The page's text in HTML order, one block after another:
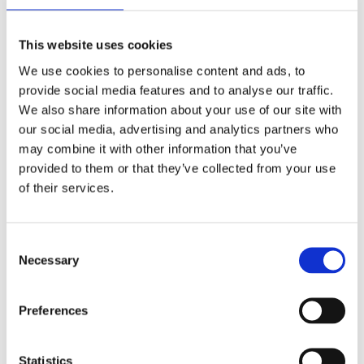
This website uses cookies
We use cookies to personalise content and ads, to
provide social media features and to analyse our traffic.
We also share information about your use of our site with
our social media, advertising and analytics partners who
may combine it with other information that you’ve
provided to them or that they’ve collected from your use
of their services.
Selection
Necessary
Preferences
Statistics
SCX.design O30 10 W skrivebordslampe
900kr
Velg alternativ